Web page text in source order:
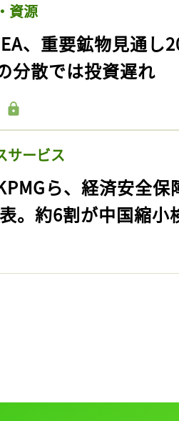
資源
、重要鉱物見通
分散では投資遅れ
サービス
ら、経済安全
。約6割が中国縮小